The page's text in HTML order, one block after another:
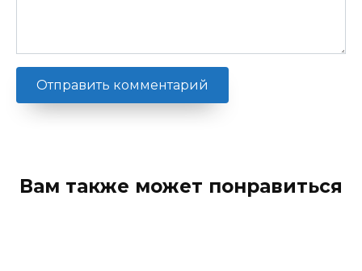
Вам также может понравиться